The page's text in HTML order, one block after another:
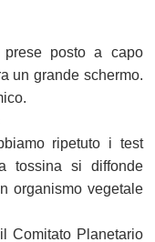
prese posto a capo
un grande schermo.
ripetuto i test
tossina si diffonde
organismo vegetale
Comitato Planetario